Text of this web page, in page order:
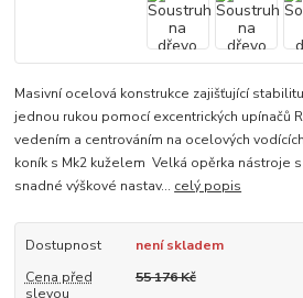
Masivní ocelová konstrukce zajišťující
jednou rukou pomocí excentrických upínačů
vedením a centrováním na ocelových
koník s Mk2 kuželem Velká opěrka nástroje
snadné výškové nastav... celý popis
Dostupnost
není skladem
Cena před
slevou
55 176 Kč